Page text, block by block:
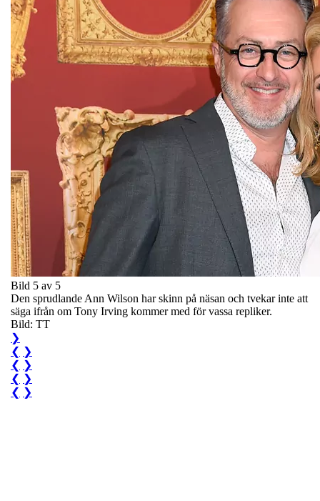
Bild 5 av 5
Den sprudlande Ann Wilson har skinn på näsan och tvekar inte att
säga ifrån om Tony Irving kommer med för vassa repliker.
Bild: TT
❯
❮ ❯
❮ ❯
❮ ❯
❮ ❯